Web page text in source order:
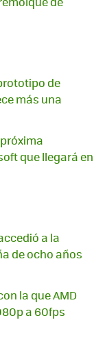
de
más una
que llegará en
a la
de ocho años
la que AMD
a 60fps